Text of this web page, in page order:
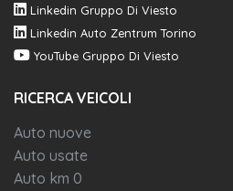
Linkedin Gruppo Di Viesto
Linkedin Auto Zentrum Torino
YouTube Gruppo Di Viesto
RICERCA VEICOLI
Auto nuove
Auto usate
Auto km 0